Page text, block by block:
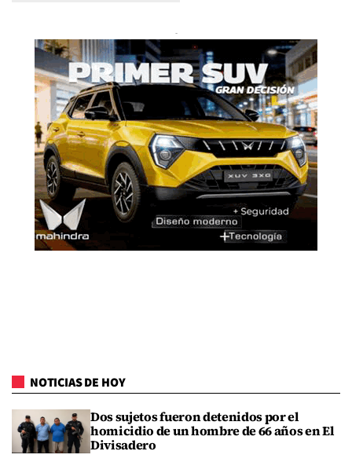
NOTICIAS DE HOY
Dos sujetos fueron detenidos por el
homicidio de un hombre de 66 años en El
Divisadero